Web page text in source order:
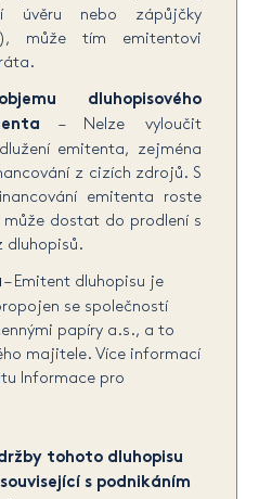
úvěru nebo zápůjčky
může tím emitentovi
dluhopisového
– Nelze vyloučit
emitenta, zejména
z cizích zdrojů. S
emitenta roste
dostat do prodlení s
dluhopisů.
– Emitent dluhopisu je
se společností
papíry a.s., a to
majitele. Více informací
Informace pro
tohoto dluhopisu
s podnikáním